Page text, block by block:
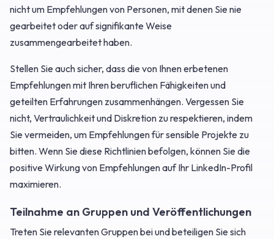
nicht um Empfehlungen von Personen, mit denen Sie nie
gearbeitet oder auf signifikante Weise
zusammengearbeitet haben.
Stellen Sie auch sicher, dass die von Ihnen erbetenen
Empfehlungen mit Ihren beruflichen Fähigkeiten und
geteilten Erfahrungen zusammenhängen. Vergessen Sie
nicht, Vertraulichkeit und Diskretion zu respektieren, indem
Sie vermeiden, um Empfehlungen für sensible Projekte zu
bitten. Wenn Sie diese Richtlinien befolgen, können Sie die
positive Wirkung von Empfehlungen auf Ihr LinkedIn-Profil
maximieren.
Teilnahme an Gruppen und Veröffentlichungen
Treten Sie relevanten Gruppen bei und beteiligen Sie sich